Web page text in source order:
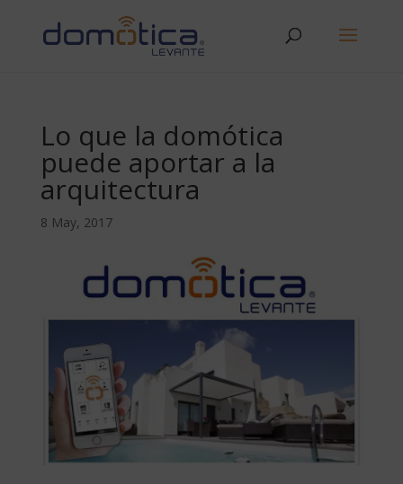
Lo que la domótica
puede aportar a la
arquitectura
8 May, 2017